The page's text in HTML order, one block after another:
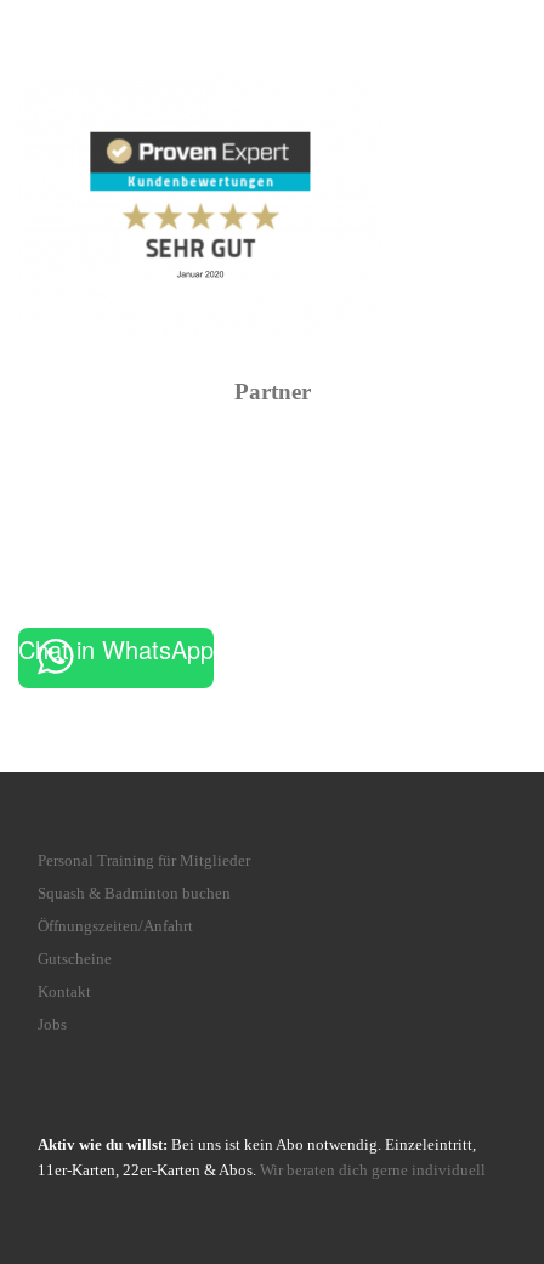
Partner
Chat in WhatsApp
Personal Training für Mitglieder
Squash & Badminton buchen
Öffnungszeiten/Anfahrt
Gutscheine
Kontakt
Jobs
Aktiv wie du willst: Bei uns ist kein Abo notwendig. Einzeleintritt,
11er-Karten, 22er-Karten & Abos. Wir beraten dich gerne individuell